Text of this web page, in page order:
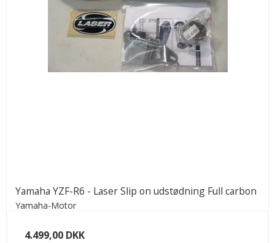
Yamaha YZF-R6 - Laser Slip on udstødning Full carbon
Yamaha-Motor
4.499,00 DKK